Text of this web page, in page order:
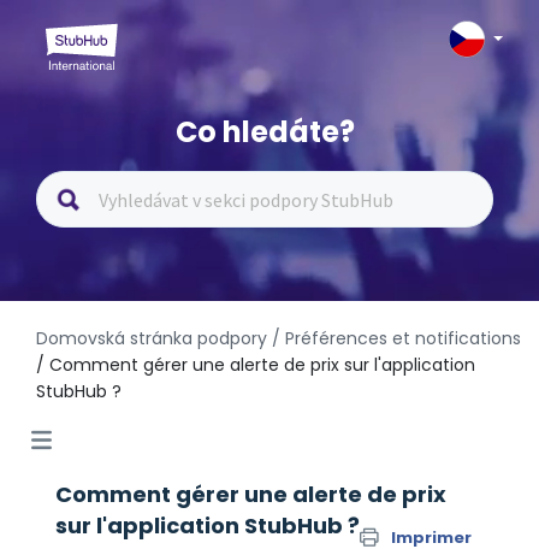
Co hledáte?
Domovská stránka podpory / Préférences et notifications
/ Comment gérer une alerte de prix sur l'application
StubHub ?
Comment gérer une alerte de prix
sur l'application StubHub ?
Imprimer